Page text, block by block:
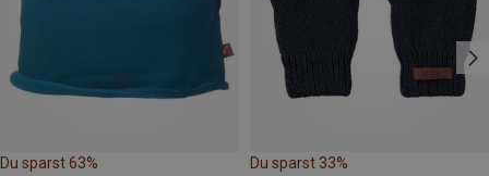
Du sparst 63% Du sparst 33%